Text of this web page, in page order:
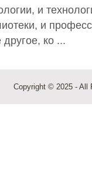
и
и
ко ...
Copyright © 2025 - All